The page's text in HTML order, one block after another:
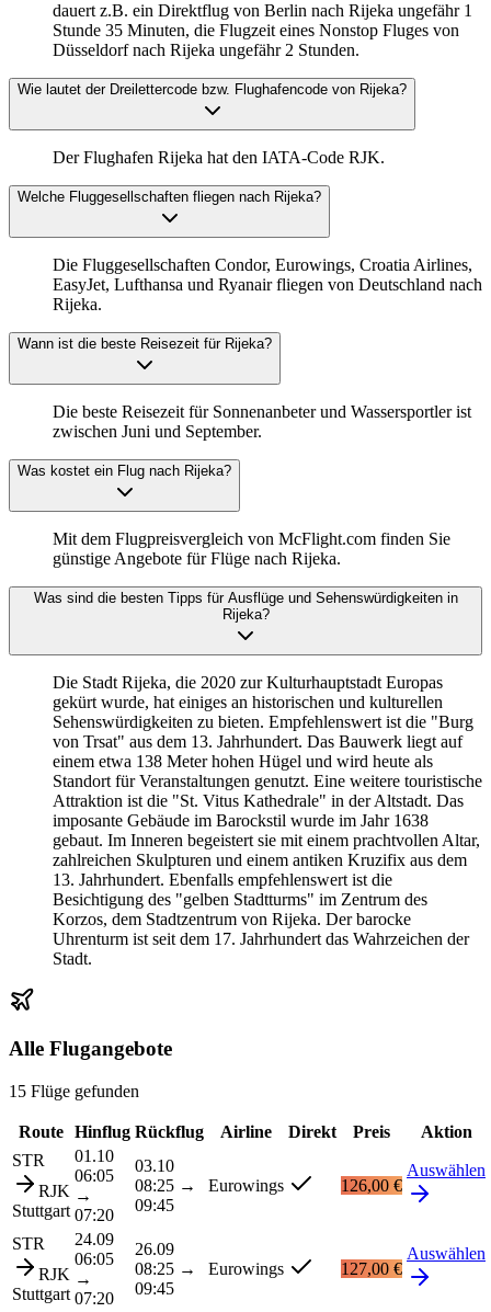
dauert z.B. ein Direktflug von Berlin nach Rijeka ungefähr 1
Stunde 35 Minuten, die Flugzeit eines Nonstop Fluges von
Düsseldorf nach Rijeka ungefähr 2 Stunden.
Wie lautet der Dreilettercode bzw. Flughafencode von Rijeka?
Der Flughafen Rijeka hat den IATA-Code RJK.
Welche Fluggesellschaften fliegen nach Rijeka?
Die Fluggesellschaften Condor, Eurowings, Croatia Airlines,
EasyJet, Lufthansa und Ryanair fliegen von Deutschland nach
Rijeka.
Wann ist die beste Reisezeit für Rijeka?
Die beste Reisezeit für Sonnenanbeter und Wassersportler ist
zwischen Juni und September.
Was kostet ein Flug nach Rijeka?
Mit dem Flugpreisvergleich von McFlight.com finden Sie
günstige Angebote für Flüge nach Rijeka.
Was sind die besten Tipps für Ausflüge und Sehenswürdigkeiten in
Rijeka?
Die Stadt Rijeka, die 2020 zur Kulturhauptstadt Europas
gekürt wurde, hat einiges an historischen und kulturellen
Sehenswürdigkeiten zu bieten. Empfehlenswert ist die "Burg
von Trsat" aus dem 13. Jahrhundert. Das Bauwerk liegt auf
einem etwa 138 Meter hohen Hügel und wird heute als
Standort für Veranstaltungen genutzt. Eine weitere touristische
Attraktion ist die "St. Vitus Kathedrale" in der Altstadt. Das
imposante Gebäude im Barockstil wurde im Jahr 1638
gebaut. Im Inneren begeistert sie mit einem prachtvollen Altar,
zahlreichen Skulpturen und einem antiken Kruzifix aus dem
13. Jahrhundert. Ebenfalls empfehlenswert ist die
Besichtigung des "gelben Stadtturms" im Zentrum des
Korzos, dem Stadtzentrum von Rijeka. Der barocke
Uhrenturm ist seit dem 17. Jahrhundert das Wahrzeichen der
Stadt.
Alle Flugangebote
15 Flüge gefunden
Route Hinflug Rückflug Airline Direkt Preis
Aktion
STR
RJK
Stuttgart
01.10
06:05
→
07:20
03.10
08:25 →
09:45
Eurowings 126,00 €
Auswählen
STR
RJK
Stuttgart
24.09
06:05
→
07:20
26.09
08:25 →
09:45
Eurowings 127,00 €
Auswählen